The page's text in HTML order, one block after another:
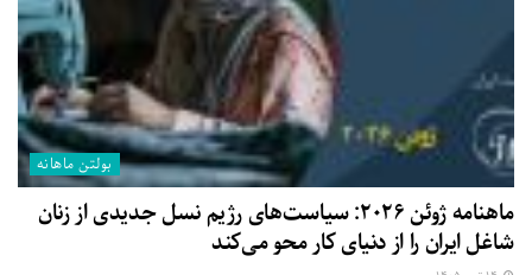
بولتن ماهانه
ماهنامه ژوئن ۲۰۲۶: سیاست‌های رژیم نسل جدیدی از زنان
شاغل ایران را از دنیای کار محو می‌کند